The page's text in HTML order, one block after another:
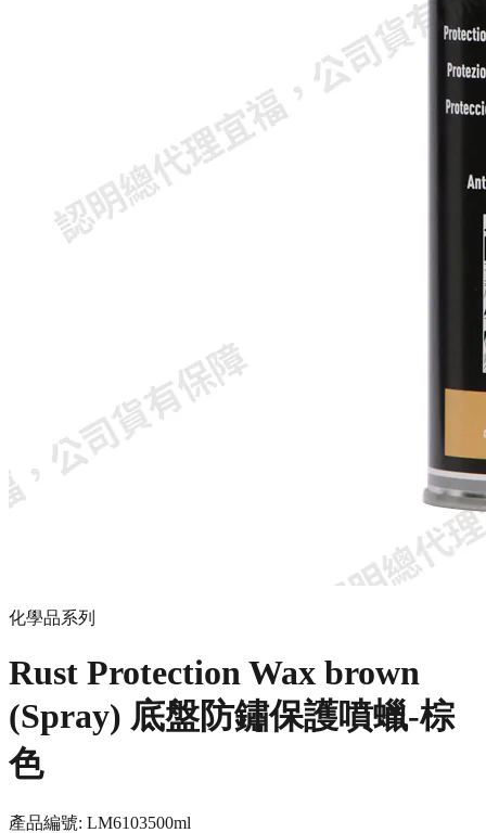
化學品系列
Rust Protection Wax brown
(Spray) 底盤防鏽保護噴蠟-棕
色
產品編號: LM6103500ml